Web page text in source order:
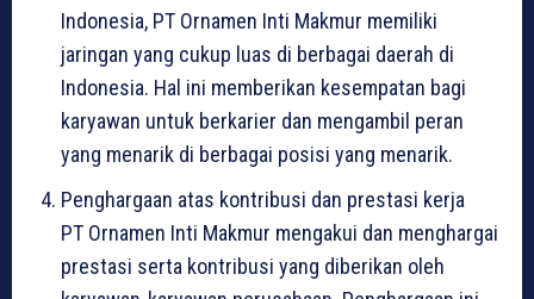
Indonesia, PT Ornamen Inti Makmur memiliki
jaringan yang cukup luas di berbagai daerah di
Indonesia. Hal ini memberikan kesempatan bagi
karyawan untuk berkarier dan mengambil peran
yang menarik di berbagai posisi yang menarik.
Penghargaan atas kontribusi dan prestasi kerja
PT Ornamen Inti Makmur mengakui dan menghargai
prestasi serta kontribusi yang diberikan oleh